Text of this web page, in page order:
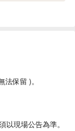
保留 )。
以現場公告為準。